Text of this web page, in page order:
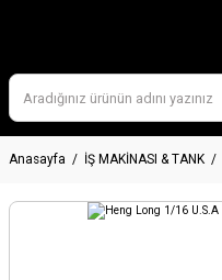
Anasayfa İŞ MAKİNASI & TANK